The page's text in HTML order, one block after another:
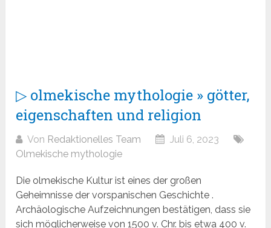
▷ olmekische mythologie » götter,
eigenschaften und religion
Von Redaktionelles Team
Juli 6, 2023
Olmekische mythologie
Die olmekische Kultur ist eines der großen
Geheimnisse der vorspanischen Geschichte .
Archäologische Aufzeichnungen bestätigen, dass sie
sich möglicherweise von 1500 v. Chr. bis etwa 400 v.